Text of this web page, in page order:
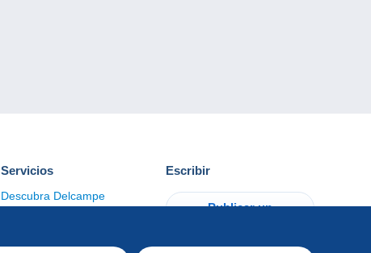
Servicios
Descubra Delcampe
Escribir
Publicar un